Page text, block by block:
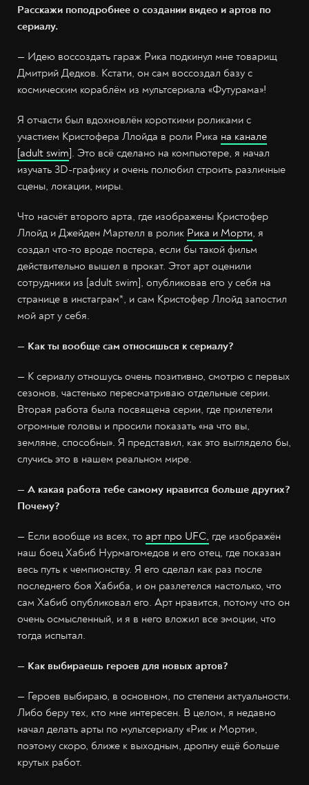
Расскажи поподробнее о создании видео и артов по
сериалу.
— Идею воссоздать гараж Рика подкинул мне товарищ
Дмитрий Дедков. Кстати, он сам воссоздал базу с
космическим кораблём из мультсериала «Футурама»!
Я отчасти был вдохновлён короткими роликами с
участием Кристофера Ллойда в роли Рика на канале
[adult swim]. Это всё сделано на компьютере, я начал
изучать 3D-графику и очень полюбил строить различные
сцены, локации, миры.
Что насчёт второго арта, где изображены Кристофер
Ллойд и Джейден Мартелл в ролик Рика и Морти, я
создал что-то вроде постера, если бы такой фильм
действительно вышел в прокат. Этот арт оценили
сотрудники из [adult swim], опубликовав его у себя на
странице в инстаграм*, и сам Кристофер Ллойд запостил
мой арт у себя.
— Как ты вообще сам относишься к сериалу?
— К сериалу отношусь очень позитивно, смотрю с первых
сезонов, частенько пересматриваю отдельные серии.
Вторая работа была посвящена серии, где прилетели
огромные головы и просили показать «на что вы,
земляне, способны». Я представил, как это выглядело бы,
случись это в нашем реальном мире.
— А какая работа тебе самому нравится больше других?
Почему?
— Если вообще из всех, то арт про UFC, где изображён
наш боец Хабиб Нурмагомедов и его отец, где показан
весь путь к чемпионству. Я его сделал как раз после
последнего боя Хабиба, и он разлетелся настолько, что
сам Хабиб опубликовал его. Арт нравится, потому что он
очень осмысленный, и я в него вложил все эмоции, что
тогда испытал.
— Как выбираешь героев для новых артов?
— Героев выбираю, в основном, по степени актуальности.
Либо беру тех, кто мне интересен. В целом, я недавно
начал делать арты по мультсериалу «Рик и Морти»,
поэтому скоро, ближе к выходным, дропну ещё больше
крутых работ.